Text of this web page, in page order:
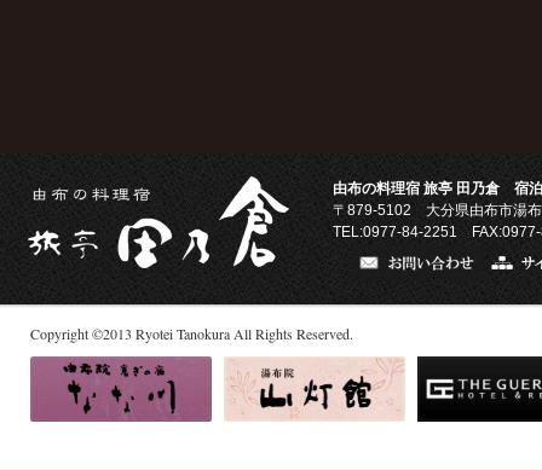
由布の料理宿 旅亭 田乃倉 宿
〒879-5102 大分県由布市湯
TEL:0977-84-2251
Copyright©2013 Ryotei Tanokura All Rights Reserved.